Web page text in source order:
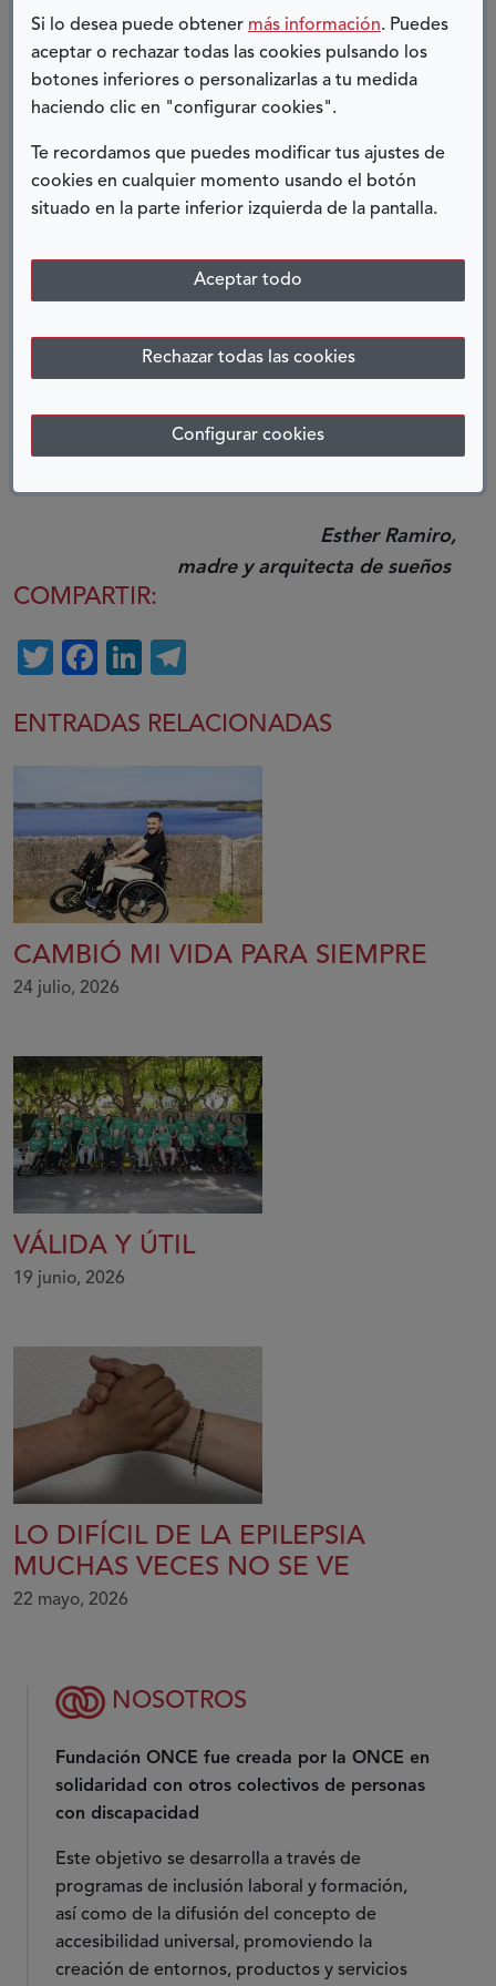
Si lo desea puede obtener más información. Puedes
aceptar o rechazar todas las cookies pulsando los
botones inferiores o personalizarlas a tu medida
haciendo clic en "configurar cookies".
Te recordamos que puedes modificar tus ajustes de
cookies en cualquier momento usando el botón
situado en la parte inferior izquierda de la pantalla.
Aceptar todo
Rechazar todas las cookies
Configurar cookies
Me dicen que soy valiente, muy valiente, sobre
perrito, que tanto me ayudó en los comienzos
de mi "nueva vida" junto con mi familia, un gran
apoyo en todo este camino) con Liz metida en mi
mochila y tirando de nosotros el acople
eléctrico, gran accesorio, por cierto…
Pero yo desde esta experiencia forzada que me
ha tocado vivir sólo puedo decir quelos
SUEÑOS se luchan y que nunca hay que dejar
Esther Ramiro,
madre y arquitecta de sueños
COMPARTIR:
TwitterFacebook
LinkedIn
ENTRADAS RELACIONADAS
CAMBIÓ MI VIDA PARA SIEMPRE
24 julio, 2026
VÁLIDA Y ÚTIL
19 junio, 2026
LO DIFÍCIL DE LA EPILEPSIA
MUCHAS VECES NO SE VE
22 mayo, 2026
NOSOTROS
Fundación ONCE fue creada por la ONCE en
solidaridad con otros colectivos de personas
con discapacidad
Este objetivo se desarrolla a través de
programas de inclusión laboral y formación,
así como de la difusión del concepto de
accesibilidad universal, promoviendo la
creación de entornos, productos y servicios